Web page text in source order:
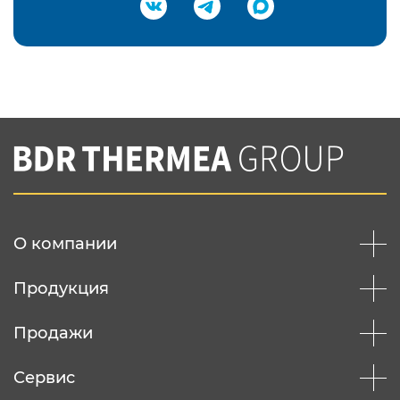
Подтвердить e-mail
Вы соглашаетесь с нашей политикой
конфеденциальности
О компании
Продукция
Продажи
Сервис